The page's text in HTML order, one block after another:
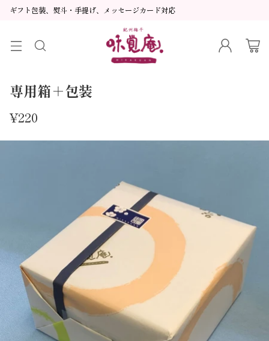
ギフト包装、熨斗・手提げ、メッセージカード対応
専用箱＋包装
通
常
¥220